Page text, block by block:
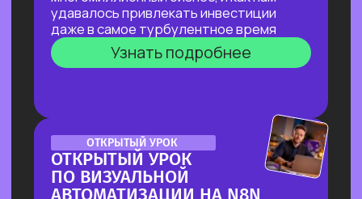
ОНЛАЙН-ПРАКТИКУМ
ПО НЕЙРОСЕТЯМ
ДЛЯ САМОЗАНЯТЫХ,
РУКОВОДИТЕЛЕЙ
процессы, если нет времени
разбираться
Узнать подробнее